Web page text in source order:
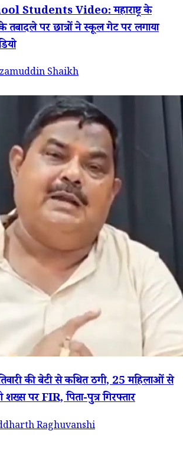
Students Video: महाराष्ट्र के
तबादले पर छात्रों ने स्कूल गेट पर लगाया
Shaikh
की बेटी से कथित ठगी, 25 महिलाओं से
पर FIR, पिता-पुत्र गिरफ्तार
Raghuvanshi